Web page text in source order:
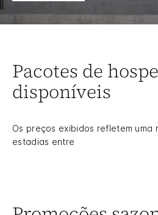
Pacotes de
disponíveis
Os preços exibidos refletem uma
estadias entre